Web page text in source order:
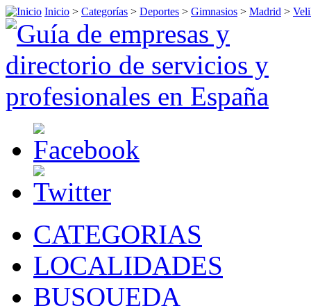
Inicio > Categorías > Deportes > Gimnasios > Madrid >
CATEGORIAS
LOCALIDADES
BUSQUEDA